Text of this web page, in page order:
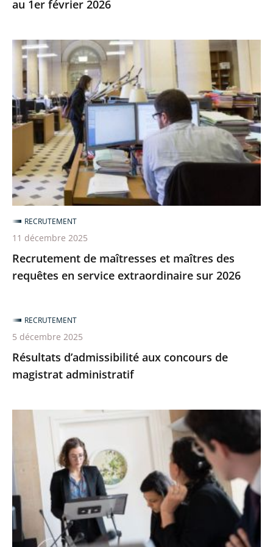
au 1er février 2026
Recrutement
maîtresses
et
maîtres
des
requêtes
en
service
extraordinaire
sur
2026
Recrutement de maîtresses et maîtres des
requêtes en service extraordinaire sur 2026
RECRUTEMENT
11 décembre 2025
Résultats d’admissibilité aux concours de
magistrat administratif
RECRUTEMENT
5 décembre 2025
Résultats
d’admission
concours
interne
et
externe
des